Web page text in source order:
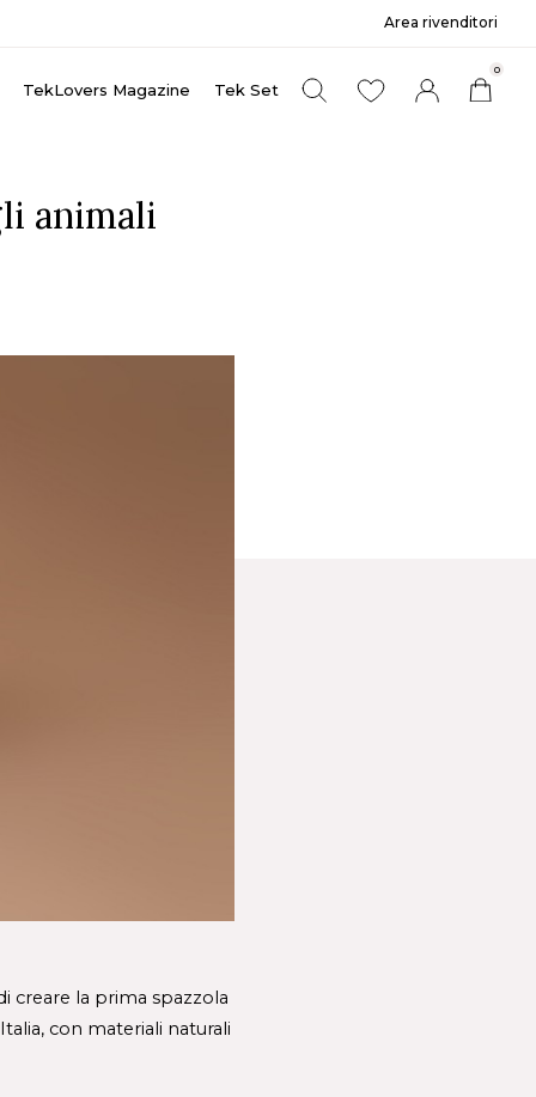
0
TekLovers Magazine Tek Set
Area rivenditori
animali
creare la prima spazzola
con materiali naturali